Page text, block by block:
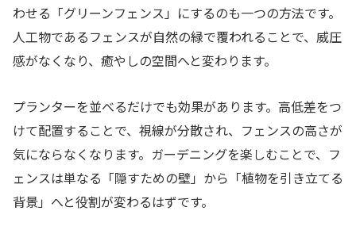
わせる「グリーンフェンス」にするのも一つの方法です。
人工物であるフェンスが自然の緑で覆われることで、威圧
感がなくなり、癒やしの空間へと変わります。
プランターを並べるだけでも効果があります。高低差をつ
けて配置することで、視線が分散され、フェンスの高さが
気にならなくなります。ガーデニングを楽しむことで、フ
ェンスは単なる「隠すための壁」から「植物を引き立てる
背景」へと役割が変わるはずです。